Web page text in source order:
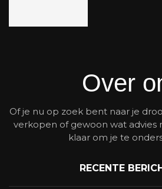
Over
Of je nu op zoek bent naar je
verkopen of gewoon wat advies
klaar om je te
RECENTE